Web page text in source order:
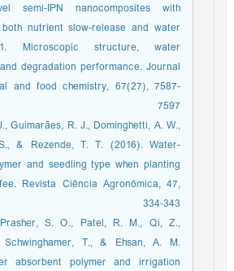
semi-IPN nanocomposites with
nutrient slow-release and water
Microscopic structure, water
degradation performance. Journal
and food chemistry, 67(27), 7587-
7597
Guimarães, R. J., Dominghetti, A. W.,
& Rezende, T. T. (2016). Water-
and seedling type when planting
Revista Ciência Agronômica, 47,
334-343
Prasher, S. O., Patel, R. M., Qi, Z.,
Schwinghamer, T., & Ehsan, A. M.
absorbent polymer and irrigation